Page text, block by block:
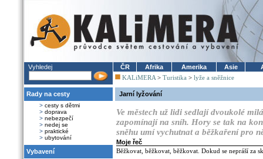
Vyhledej
Rady na cesty
> cesty s dětmi
> doprava
> nebezpečí
> nedej se
> praktické
> ubytování
Vybavení
ČR Afrika Amerika Asie
KALiMERA > Turistika > lyže a sněžnice
Jarní lyžování
Ve městech už lidi sedlají dvoukolé
zapomínají na sníh. Hory se tak na
sněhu umí vychutnat a běžkaření pro
Moje řeč
Běžkovat, běžkovat, běžkovat. Dokud se nepráší za